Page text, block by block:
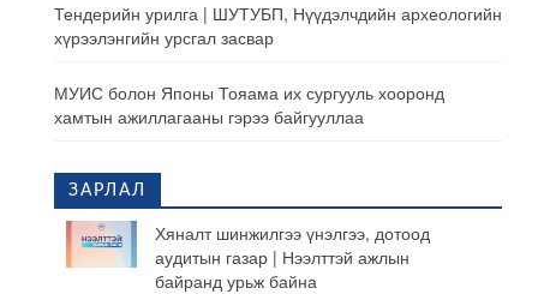
Тендерийн урилга | ШУТУБП, Нүүдэлчдийн археологийн
хүрээлэнгийн урсгал засвар
МУИС болон Японы Тояама их сургууль хооронд
хамтын ажиллагааны гэрээ байгууллаа
ЗАРЛАЛ
Хяналт шинжилгээ үнэлгээ, дотоод
аудитын газар | Нээлттэй ажлын
байранд урьж байна